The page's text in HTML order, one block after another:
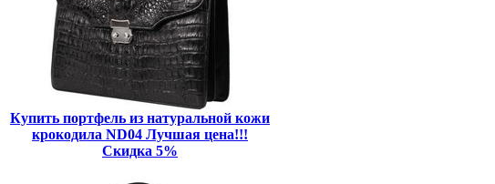
Купить портфель из натуральной кожи
крокодила ND04 Лучшая цена!!!
Скидка 5%